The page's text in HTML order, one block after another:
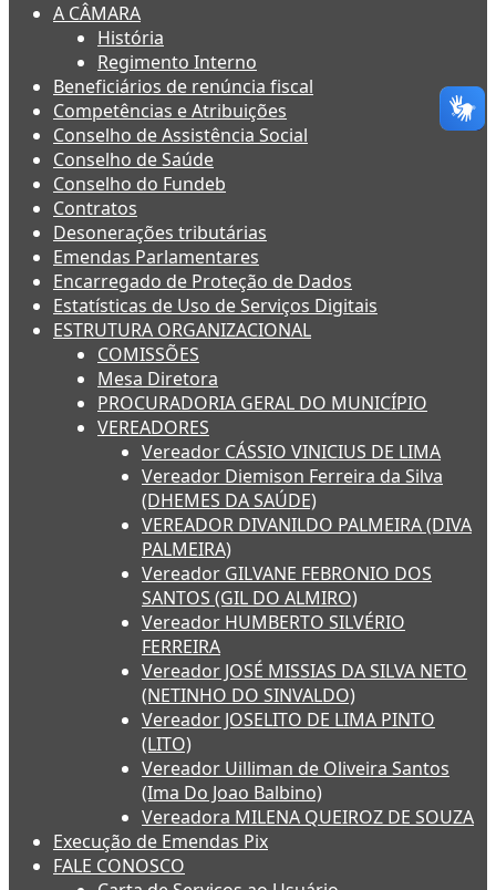
A CÂMARA
História
Regimento Interno
Beneficiários de renúncia fiscal
Competências e Atribuições
Conselho de Assistência Social
Conselho de Saúde
Conselho do Fundeb
Contratos
Desonerações tributárias
Emendas Parlamentares
Encarregado de Proteção de Dados
Estatísticas de Uso de Serviços Digitais
ESTRUTURA ORGANIZACIONAL
COMISSÕES
Mesa Diretora
PROCURADORIA GERAL DO MUNICÍPIO
VEREADORES
Vereador CÁSSIO VINICIUS DE LIMA
Vereador Diemison Ferreira da Silva
(DHEMES DA SAÚDE)
VEREADOR DIVANILDO PALMEIRA (DIVA
PALMEIRA)
Vereador GILVANE FEBRONIO DOS
SANTOS (GIL DO ALMIRO)
Vereador HUMBERTO SILVÉRIO
FERREIRA
Vereador JOSÉ MISSIAS DA SILVA NETO
(NETINHO DO SINVALDO)
Vereador JOSELITO DE LIMA PINTO
(LITO)
Vereador Uilliman de Oliveira Santos
(Ima Do Joao Balbino)
Vereadora MILENA QUEIROZ DE SOUZA
Execução de Emendas Pix
FALE CONOSCO